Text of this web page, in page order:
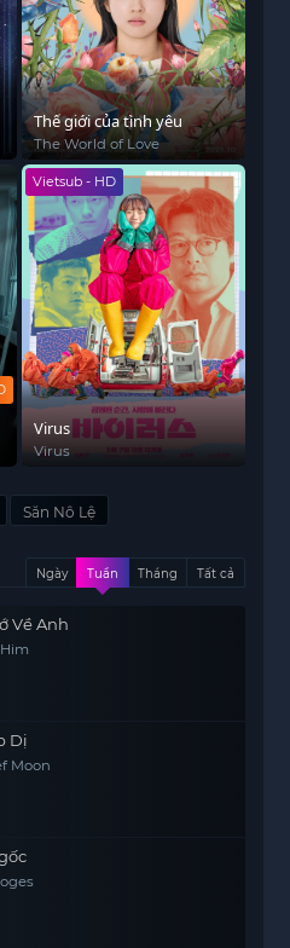
Thế giới của tình yêu
The World of Love
Vietsub - HD
Virus
Virus
Săn Nô Lệ
Ngày Tuần Tháng Tất cả
Về Anh
Dị
Moon